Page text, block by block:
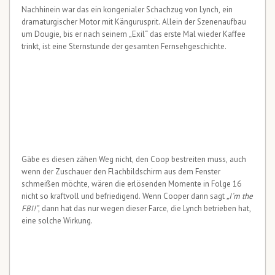
Nachhinein war das ein kongenialer Schachzug von Lynch, ein
dramaturgischer Motor mit Kängurusprit. Allein der Szenenaufbau
um Dougie, bis er nach seinem „Exil“ das erste Mal wieder Kaffee
trinkt, ist eine Sternstunde der gesamten Fernsehgeschichte.
Gäbe es diesen zähen Weg nicht, den Coop bestreiten muss, auch
wenn der Zuschauer den Flachbildschirm aus dem Fenster
schmeißen möchte, wären die erlösenden Momente in Folge 16
nicht so kraftvoll und befriedigend. Wenn Cooper dann sagt„I´m the
FBI!“, dann hat das nur wegen dieser Farce, die Lynch betrieben hat,
eine solche Wirkung.